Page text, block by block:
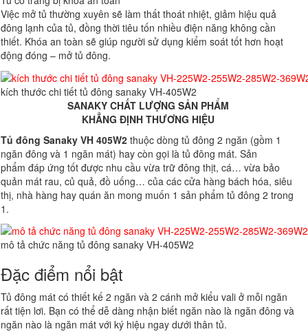
Việc mở tủ thường xuyên sẽ làm thất thoát nhiệt, giảm hiệu quả
đông lạnh của tủ, đồng thời tiêu tốn nhiều điện năng không cần
thiết. Khóa an toàn sẽ giúp người sử dụng kiểm soát tốt hơn hoạt
động đóng – mở tủ đông.
kích thước chi tiết tủ đông sanaky VH-405W2
SANAKY CHẤT LƯỢNG SẢN PHẨM
KHẲNG ĐỊNH THƯƠNG HIỆU
Tủ đông Sanaky VH 405W2 thuộc dòng tủ đông 2 ngăn (gồm 1
ngăn đông và 1 ngăn mát) hay còn gọi là tủ đông mát. Sản
phẩm đáp ứng tốt được nhu cầu vừa trữ đông thịt, cá… vừa bảo
quản mát rau, củ quả, đồ uống… của các cửa hàng bách hóa, siêu
thị, nhà hàng hay quán ăn mong muốn 1 sản phẩm tủ đông 2 trong
1.
mô tả chức năng tủ đông sanaky VH-405W2
Đặc điểm nổi bật
Tủ đông mát có thiết kế 2 ngăn và 2 cánh mở kiểu vali ở mỗi ngăn
rất tiện lơi. Bạn có thể dễ dàng nhận biết ngăn nào là ngăn đông và
ngăn nào là ngăn mát với ký hiệu ngay dưới thân tủ.